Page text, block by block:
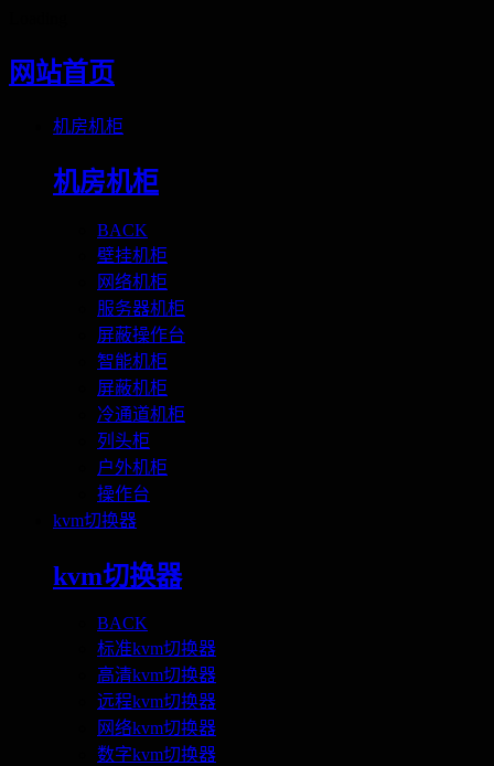
网站首页
机房机柜
机房机柜
BACK
壁挂机柜
网络机柜
服务器机柜
屏蔽操作台
智能机柜
屏蔽机柜
冷通道机柜
列头柜
户外机柜
操作台
kvm切换器
kvm切换器
BACK
标准kvm切换器
高清kvm切换器
远程kvm切换器
网络kvm切换器
数字kvm切换器